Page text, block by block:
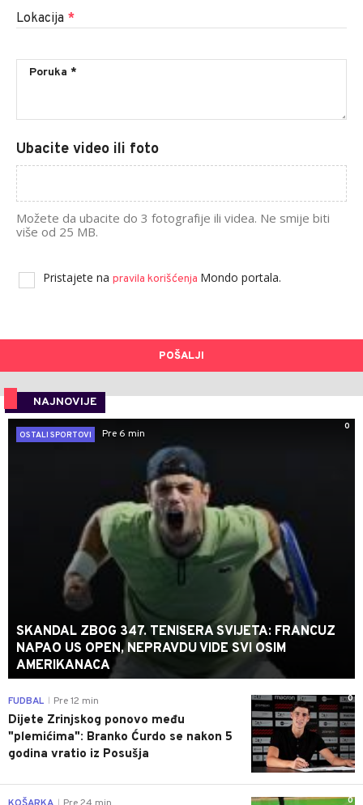
Lokacija *
Ubacite video ili foto
Možete da ubacite do 3 fotografije ili videa. Ne smije biti
više od 25 MB.
Pristajete na pravila korišćenja Mondo portala.
POŠALJI
NAJNOVIJE
0
OSTALI SPORTOVI
Pre 6 min
SKANDAL ZBOG 347. TENISERA SVIJETA: FRANCUZ
NAPAO US OPEN, NEPRAVDU VIDE SVI OSIM
AMERIKANACA
0
FUDBAL Pre 12 min
Dijete Zrinjskog ponovo među
"plemićima": Branko Ćurdo se nakon 5
godina vratio iz Posušja
0